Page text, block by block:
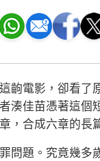
電影，卻看了
湊佳苗憑著這個
，合成六章的長
題。究竟幾多